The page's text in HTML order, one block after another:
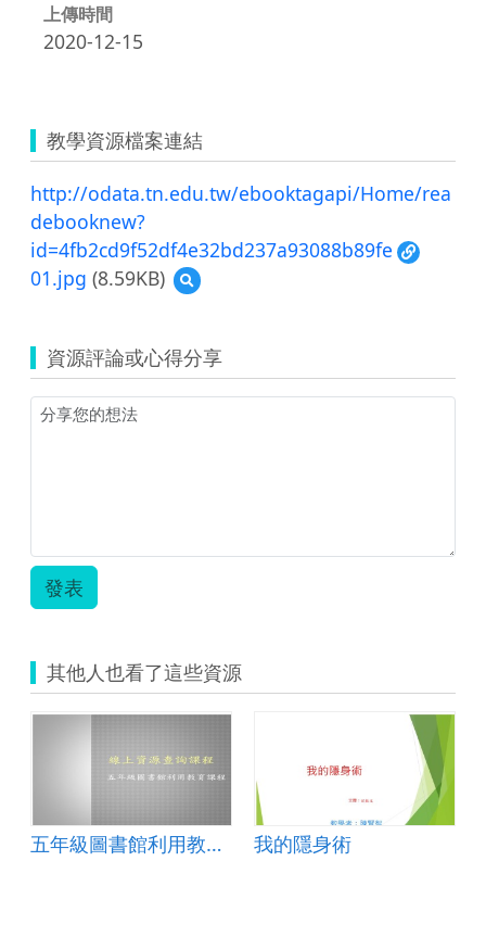
上傳時間
2020-12-15
教學資源檔案連結
http://odata.tn.edu.tw/ebooktagapi/Home/rea
debooknew?
id=4fb2cd9f52df4e32bd237a93088b89fe
01.jpg (8.59KB)
預
覽
資源評論或心得分享
發表
其他人也看了這些資源
五年級圖書館利用教育課程 我的隱身術